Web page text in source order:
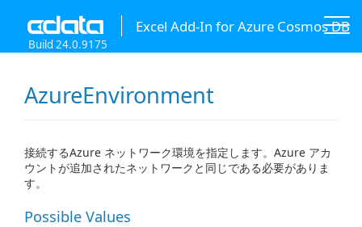
Excel Add-In for Azure Cosmos DB
Build 24.0.9175
AzureEnvironment
接続するAzure ネットワーク環境を指定します。Azure アカ
ウントが追加されたネットワークと同じである必要がありま
す。
Possible Values